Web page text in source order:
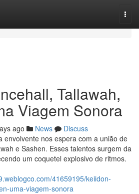
Tallawah,
Viagem Sonora
ago News
Discuss
envolvente nos espera com a união de
e Sashen. Esses talentos surgem da
um coquetel explosivo de ritmos.
41659195/keiidon-
uma-viagem-sonora